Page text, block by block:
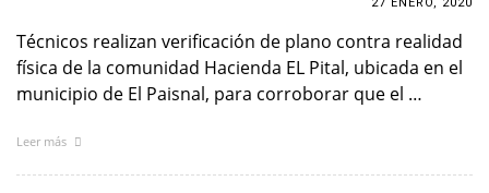
Técnicos realizan verificación de plano contra realidad
física de la comunidad Hacienda EL Pital, ubicada en el
municipio de El Paisnal, para corroborar que el …
Leer más